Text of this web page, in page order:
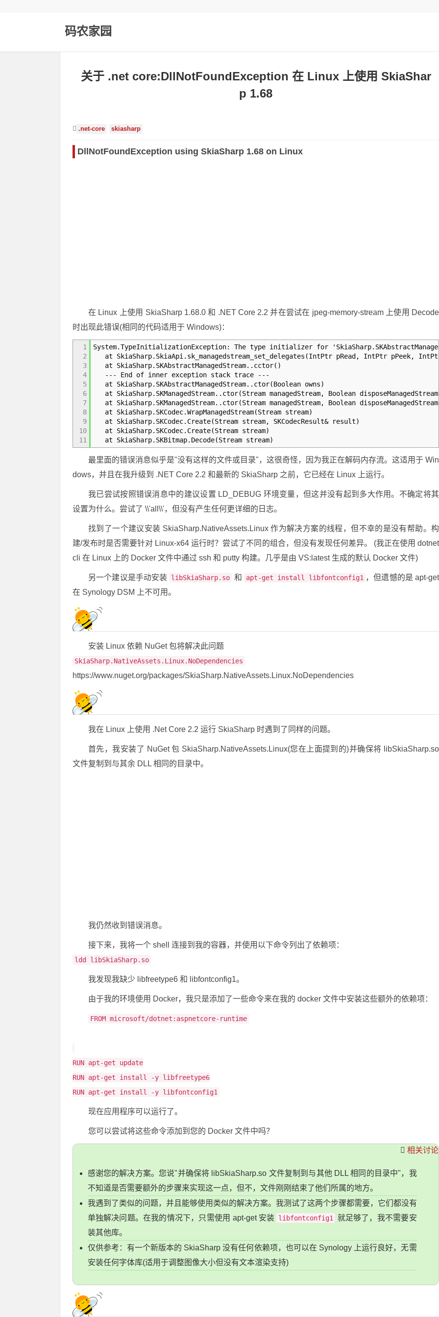
码农家园
关于 .net core:DllNotFoundException 在 Linux 上使用 SkiaShar
p 1.68
.net-core skiasharp
DllNotFoundException using SkiaSharp 1.68 on Linux
在 Linux 上使用 SkiaSharp 1.68.0 和 .NET Core 2.2 并在尝试在 jpeg-memory-stream 上使用 Decode
时出现此错误(相同的代码适用于 Windows)：
1
2
3
4
5
6
7
8
9
10
11
System.TypeInitializationException: The type initializer for
at SkiaSharp.SkiaApi.sk_managedstream_set_delegates(IntPtr pRead, IntPtr pPeek,
at SkiaSharp.SKAbstractManagedStream..cctor()
--- End of inner exception stack trace ---
at SkiaSharp.SKAbstractManagedStream..ctor(Boolean owns)
at SkiaSharp.SKManagedStream..ctor(Stream managedStream, Boolean
at SkiaSharp.SKManagedStream..ctor(Stream managedStream, Boolean
at SkiaSharp.SKCodec.WrapManagedStream(Stream stream)
at SkiaSharp.SKCodec.Create(Stream stream, SKCodecResult& result)
at SkiaSharp.SKCodec.Create(Stream stream)
at SkiaSharp.SKBitmap.Decode(Stream stream)
最里面的错误消息似乎是"没有这样的文件或目录"，这很奇怪，因为我正在解码内存流。这适用于 Win
dows，并且在我升级到 .NET Core 2.2 和最新的 SkiaSharp 之前，它已经在 Linux 上运行。
我已尝试按照错误消息中的建议设置 LD_DEBUG 环境变量，但这并没有起到多大作用。不确定将其
设置为什么。尝试了 \\'all\\'，但没有产生任何更详细的日志。
找到了一个建议安装 SkiaSharp.NativeAssets.Linux 作为解决方案的线程，但不幸的是没有帮助。构
建/发布时是否需要针对 Linux-x64 运行时？尝试了不同的组合，但没有发现任何差异。 (我正在使用 dotnet
cli 在 Linux 上的 Docker 文件中通过 ssh 和 putty 构建。几乎是由 VS:latest 生成的默认 Docker 文件)
另一个建议是手动安装 libSkiaSharp.so 和 apt-get install libfontconfig1 ，但遗憾的是 apt-get
在 Synology DSM 上不可用。
安装 Linux 依赖 NuGet 包将解决此问题
SkiaSharp.NativeAssets.Linux.NoDependencies
https://www.nuget.org/packages/SkiaSharp.NativeAssets.Linux.NoDependencies
我在 Linux 上使用 .Net Core 2.2 运行 SkiaSharp 时遇到了同样的问题。
首先，我安装了 NuGet 包 SkiaSharp.NativeAssets.Linux(您在上面提到的)并确保将 libSkiaSharp.so
文件复制到与其余 DLL 相同的目录中。
我仍然收到错误消息。
接下来，我将一个 shell 连接到我的容器，并使用以下命令列出了依赖项：
ldd libSkiaSharp.so
我发现我缺少 libfreetype6 和 libfontconfig1。
由于我的环境使用 Docker，我只是添加了一些命令来在我的 docker 文件中安装这些额外的依赖项：
FROM microsoft/dotnet:aspnetcore-runtime
RUN apt-get update
RUN apt-get install -y libfreetype6
RUN apt-get install -y libfontconfig1
现在应用程序可以运行了。
您可以尝试将这些命令添加到您的 Docker 文件中吗？
相关讨论
感谢您的解决方案。您说"并确保将 libSkiaSharp.so 文件复制到与其他 DLL 相同的目录中"，我
不知道是否需要额外的步骤来实现这一点，但不，文件刚刚结束了他们所属的地方。
我遇到了类似的问题，并且能够使用类似的解决方案。我测试了这两个步骤都需要，它们都没有
单独解决问题。在我的情况下，只需使用 apt-get 安装 libfontconfig1
就足够了，我不需要安
装其他库。
仅供参考：有一个新版本的 SkiaSharp 没有任何依赖项，也可以在 Synology 上运行良好，无需
安装任何字体库(适用于调整图像大小但没有文本渲染支持)